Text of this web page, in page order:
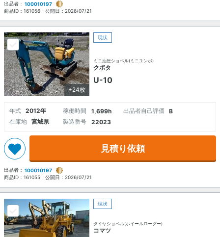
出品者： 100010197
商品ID： 161056 公開日： 2026/07/21
+24枚
現状
ミニ油圧ショベル(ミニユンボ)
クボタ
U-10
年式 2012年 稼働時間 1,699h 出品者自己評価
B
在庫地
宮城県 製造番号 22023
見積り依頼
出品者： 100010197
商品ID： 161055 公開日： 2026/07/21
現状
タイヤショベル(ホイールローダー)
コマツ